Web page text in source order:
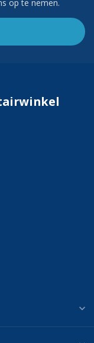
op te nemen.